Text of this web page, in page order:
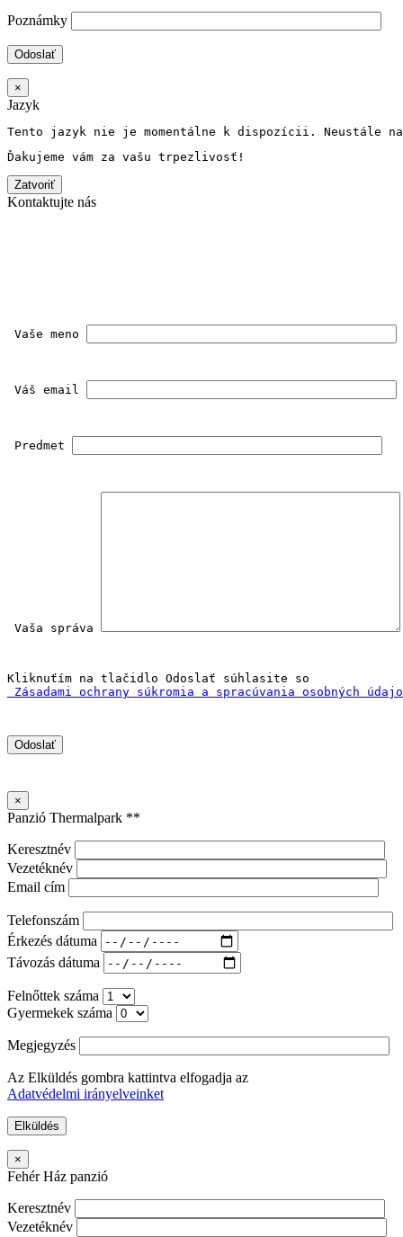
Poznámky
×
Jazyk
Tento jazyk nie je momentálne k dispozícii . Neustále
Ďakujeme vám za vašu trpezlivosť!
Zatvoriť
Kontaktujte nás
Vaše meno
Váš email
Predmet
Vaša správa
Kliknuťím na tlačidlo Odoslať súhlasite so
Zásadami ochrany súkromia a spracúvania osobných
×
Panzió Thermalpark **
Keresztnév
Vezetéknév
Email cím
Telefonszám
Érkezés dátuma
Távozás dátuma
Felnőttek száma
Gyermekek száma
Megjegyzés
Az Elküldés gombra kattintva elfogadja az
Adatvédelmi irányelveinket
×
Fehér Ház panzió
Keresztnév
Vezetéknév